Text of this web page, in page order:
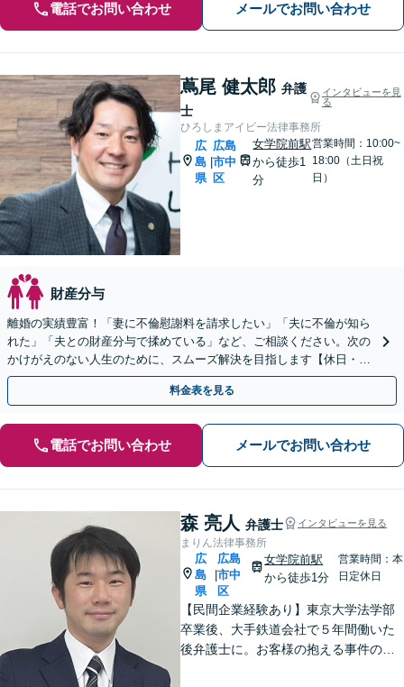
電話でお問い合わせ メールでお問い合わせ
蔦尾 健太郎 弁護
士
インタビューを見
る
ひろしまアイビー法律事務所
広
島
県
|
広島
市中
区
女学院前駅
から徒歩1
分
営業時間：10:00~
18:00（土日祝
日）
財産分与
離婚の実績豊富！「妻に不倫慰謝料を請求したい」「夫に不倫が知ら
れた」「夫との財産分与で揉めている」など、ご相談ください。次の
かけがえのない人生のために、スムーズ解決を目指します【休日・夜
間対応】【女学院前駅1分】【弁護士歴15年以上】
料金表を見る
電話でお問い合わせ メールでお問い合わせ
森 亮人 弁護士 インタビューを見る
まりん法律事務所
広
島
県
広島
市中
区
女学院前駅
から徒歩1分
営業時間：本
日定休日
【民間企業経験あり】東京大学法学部
卒業後、大手鉄道会社で５年間働いた
後弁護士に。お客様の抱える事件の本